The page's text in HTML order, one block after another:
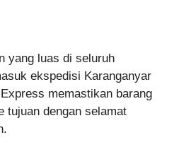
yang luas di seluruh
ekspedisi Karanganyar
memastikan barang
tujuan dengan selamat